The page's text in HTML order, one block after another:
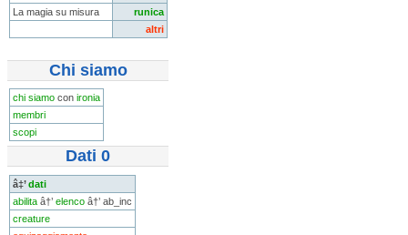
La magia su misura
runica
altri
Chi siamo
chi siamocon ironia
membri
scopi
Dati 0
â‡’dati
abilitaâ†’ elencoâ†’ ab_inc
creature